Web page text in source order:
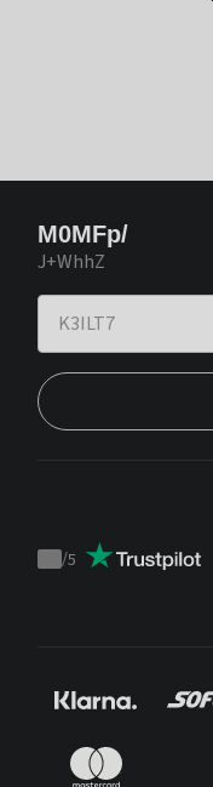
M0MFp/
J+WhhZ
Trustpilot
/5